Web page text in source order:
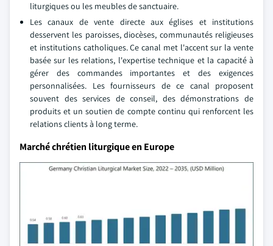
liturgiques ou les meubles de sanctuaire.
Les canaux de vente directe aux églises et institutions
desservent les paroisses, diocèses, communautés religieuses
et institutions catholiques. Ce canal met l'accent sur la vente
basée sur les relations, l'expertise technique et la capacité à
gérer des commandes importantes et des exigences
personnalisées. Les fournisseurs de ce canal proposent
souvent des services de conseil, des démonstrations de
produits et un soutien de compte continu qui renforcent les
relations clients à long terme.
Marché chrétien liturgique en Europe